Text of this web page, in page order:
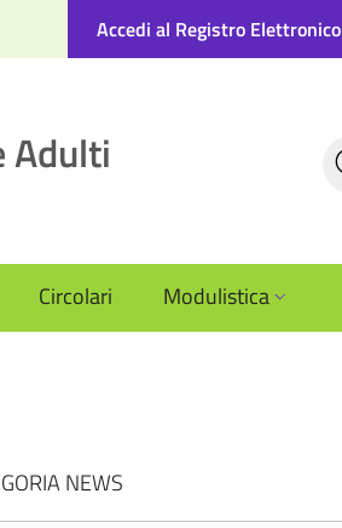
Accedi al Registro Elettronico
Adulti
Circolari Modulistica
NEWS